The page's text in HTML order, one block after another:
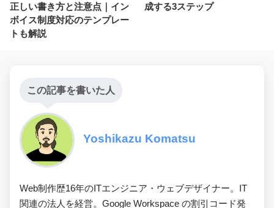
正しい書き方と注意点｜イン
ボイス制度対応のテンプレー
トも解説
成する3ステップ
この記事を書いた人
Yoshikazu Komatsu
Web制作歴16年のITエンジニア・ウェブデザイナー。IT
関連の法人を経営。Google Workspace の割引コード発